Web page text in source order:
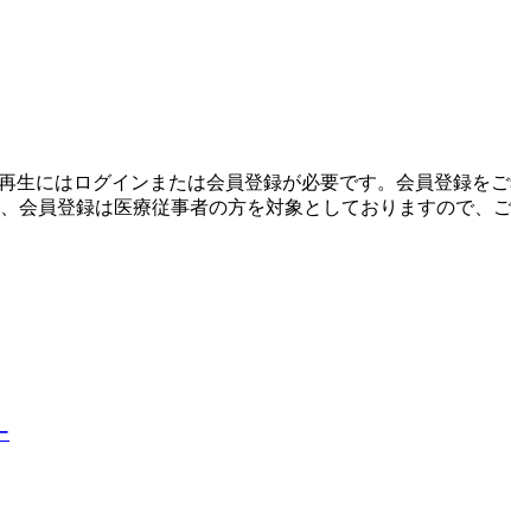
生にはログインまたは会員登録が必要です。会員登録を
会員登録は医療従事者の方を対象としておりますので